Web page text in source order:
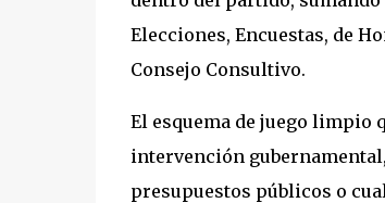
Elecciones, Encuestas, de
Consejo Consultivo.
El esquema de juego limpio
intervención
presupuestos públicos o